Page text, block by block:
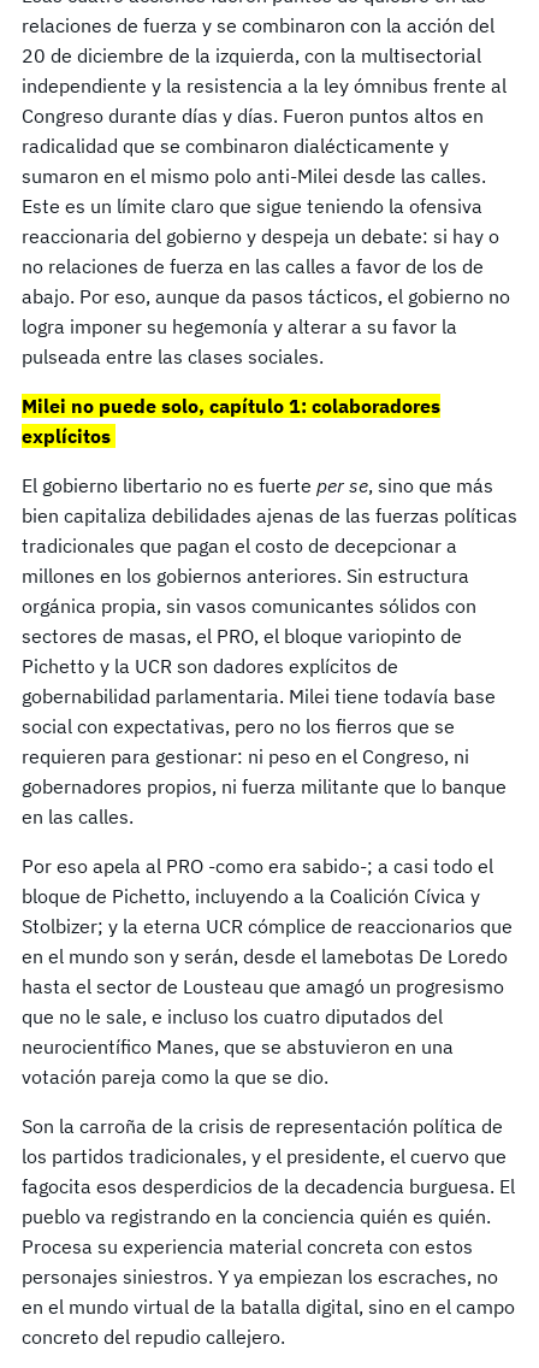
relaciones de fuerza y se combinaron con la acción del
20 de diciembre de la izquierda, con la multisectorial
independiente y la resistencia a la ley ómnibus frente al
Congreso durante días y días. Fueron puntos altos en
radicalidad que se combinaron dialécticamente y
sumaron en el mismo polo anti-Milei desde las calles.
Este es un límite claro que sigue teniendo la ofensiva
reaccionaria del gobierno y despeja un debate: si hay o
no relaciones de fuerza en las calles a favor de los de
abajo. Por eso, aunque da pasos tácticos, el gobierno no
logra imponer su hegemonía y alterar a su favor la
pulseada entre las clases sociales.
Milei no puede solo, capítulo 1: colaboradores
explícitos
El gobierno libertario no es fuerte per se, sino que más
bien capitaliza debilidades ajenas de las fuerzas políticas
tradicionales que pagan el costo de decepcionar a
millones en los gobiernos anteriores. Sin estructura
orgánica propia, sin vasos comunicantes sólidos con
sectores de masas, el PRO, el bloque variopinto de
Pichetto y la UCR son dadores explícitos de
gobernabilidad parlamentaria. Milei tiene todavía base
social con expectativas, pero no los fierros que se
requieren para gestionar: ni peso en el Congreso, ni
gobernadores propios, ni fuerza militante que lo banque
en las calles.
Por eso apela al PRO -como era sabido-; a casi todo el
bloque de Pichetto, incluyendo a la Coalición Cívica y
Stolbizer; y la eterna UCR cómplice de reaccionarios que
en el mundo son y serán, desde el lamebotas De Loredo
hasta el sector de Lousteau que amagó un progresismo
que no le sale, e incluso los cuatro diputados del
neurocientífico Manes, que se abstuvieron en una
votación pareja como la que se dio.
Son la carroña de la crisis de representación política de
los partidos tradicionales, y el presidente, el cuervo que
fagocita esos desperdicios de la decadencia burguesa. El
pueblo va registrando en la conciencia quién es quién.
Procesa su experiencia material concreta con estos
personajes siniestros. Y ya empiezan los escraches, no
en el mundo virtual de la batalla digital, sino en el campo
concreto del repudio callejero.